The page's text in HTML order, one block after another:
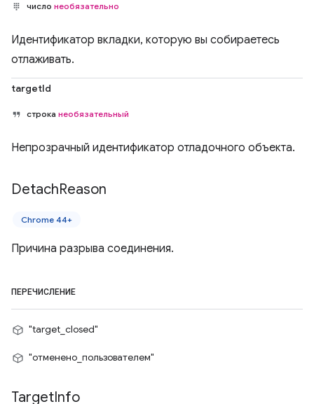
число необязательно
Идентификатор вкладки, которую вы собираетесь
отлаживать.
targetId
строка необязательный
Непрозрачный идентификатор отладочного объекта.
DetachReason
Chrome 44+
Причина разрыва соединения.
ПЕРЕЧИСЛЕНИЕ
"target_closed"
"отменено_пользователем"
TargetInfo